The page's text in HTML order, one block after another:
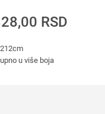
RSD
u više boja